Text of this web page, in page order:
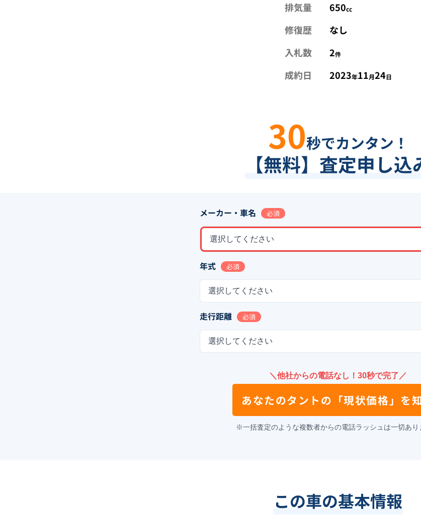
排気量
650cc
修復歴
なし
入札数
2件
成約日 2023年11月24日
30秒でカンタン！
【無料】査定申し込
メーカー・車名 必須
選択してください
年式 必須
選択してください
走行距離 必須
選択してください
＼他社からの電話なし！30秒で完了／
あなたのタント の 「現状価格」を
※一括査定のような複数者からの電話ラッシュは一切あり
この車の基本情報